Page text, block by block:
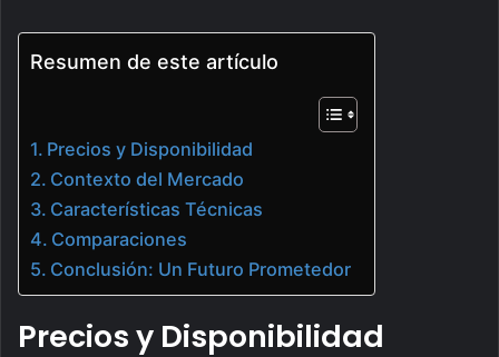
Resumen de este artículo
Precios y Disponibilidad
Contexto del Mercado
Características Técnicas
Comparaciones
Conclusión: Un Futuro Prometedor
Precios y Disponibilidad